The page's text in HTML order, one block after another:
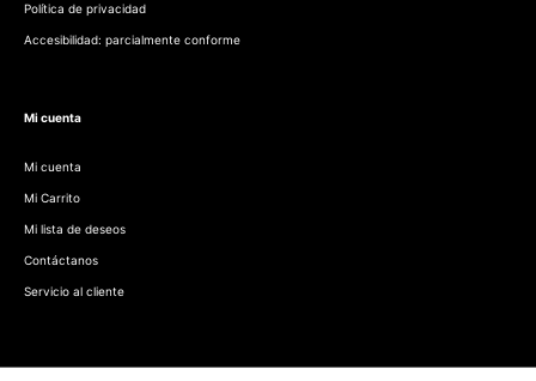
Política de privacidad
Accesibilidad: parcialmente conforme
Mi cuenta
Mi cuenta
Mi Carrito
Mi lista de deseos
Contáctanos
Servicio al cliente